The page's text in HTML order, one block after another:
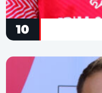
10